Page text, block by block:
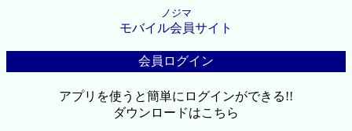
ノジマ
モバイル会員サイト
会員ログイン
アプリを使うと簡単にログインができる!!
ダウンロードはこちら